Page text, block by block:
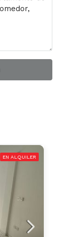
EN ALQUILER